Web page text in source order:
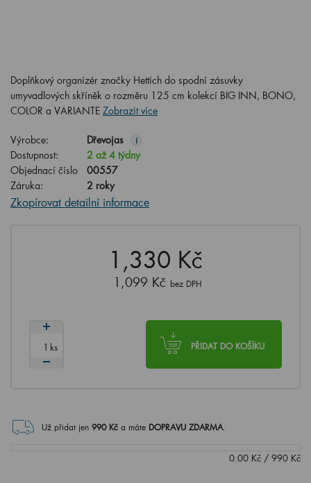
Doplňkový organizér značky Hettich do spodní zásuvky
umyvadlových skříněk o rozměru 125 cm kolekcí BIG INN, BONO,
COLOR a VARIANTE Zobrazit více
Výrobce: Dřevojas i
Dostupnost:
2 až 4 týdny
Objednací číslo
00557
Záruka:
2 roky
Zkopírovat detailní informace
1,330 Kč
1,099 Kč bez DPH
PŘIDAT DO KOŠÍKU
ks
Už přidat jen 990Kč a máte DOPRAVU ZDARMA.
0.00 Kč / 990 Kč